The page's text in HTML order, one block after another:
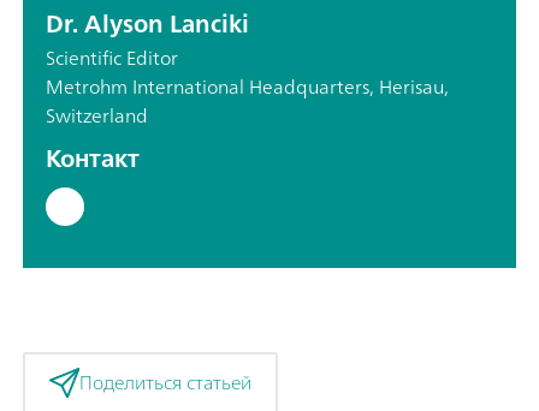
Dr. Alyson Lanciki
Scientific Editor
Metrohm International Headquarters, Herisau,
Switzerland
Контакт
Поделиться статьей